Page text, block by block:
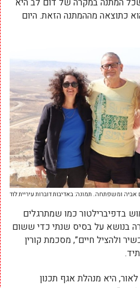
בסביבה, אבל אף אחד לא
המתנה במקרה של דום לב היא
אביה ומשפתחה. תמונה: באדיבות דוברות עיריית לוד
בדפיברילטור כמו שמתרגלים
בנושא על בסיס שנתי כדי ששום